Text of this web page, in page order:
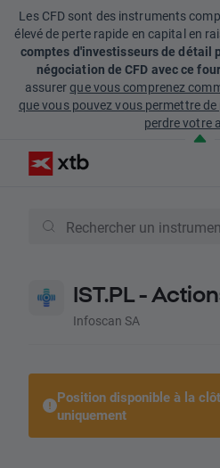
Les CFD sont des instruments
élevé de perte rapide en capital en
comptes d'investisseurs de détail
négociation de CFD avec ce
assurerque vous comprenez
que vous pouvez vous permettre
perdre votre
IST.PL -
Infoscan SA
Position disponible à la
uniquement